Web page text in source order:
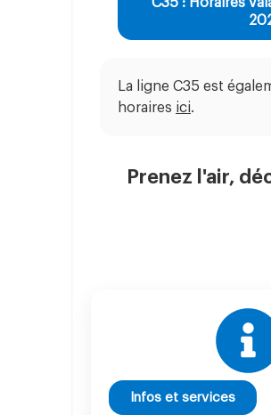
La ligne C35 est
horaires ici.
Prenez l'air,
Infos et services